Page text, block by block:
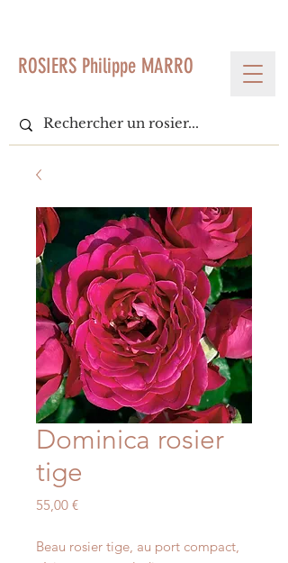
ROSIERS Philippe MARRO
Dominica rosier
tige
55,00 €Prix
Beau rosier tige, au port compact,